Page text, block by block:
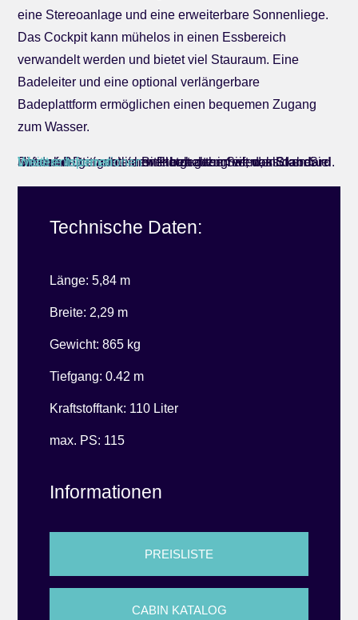
eine Stereoanlage und eine erweiterbare Sonnenliege.
Das Cockpit kann mühelos in einen Essbereich
verwandelt werden und bietet viel Stauraum. Eine
Badeleiter und eine optional verlängerbare
Badeplattform ermöglichen einen bequemen Zugang
zum Wasser.
Sie sehen gerade einen Platzhalterinhalt vonStandard
. Um auf den eigentlichen Inhalt zuzugreifen, klicken Sie auf den Button unten. Bitte beachten Sie, dass dabei Daten an Drittanbieter weitergegeben werden.
Inhalt entsperren
Weitere Informationen
Technische Daten:
Länge: 5,84 m
Breite: 2,29 m
Gewicht: 865 kg
Tiefgang: 0.42 m
Kraftstofftank: 110 Liter
max. PS: 115
Informationen
PREISLISTE
CABIN KATALOG